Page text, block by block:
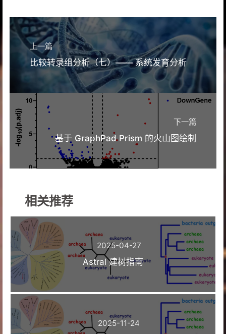
上一篇
比较转录组分析（七）—— 系统发育分析
下一篇
基于 GraphPad Prism 的火山图绘制
相关推荐
2025-04-27
Astral 建树指南
2025-11-24